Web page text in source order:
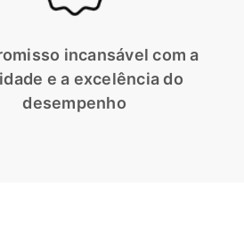
incansável com a
e a excelência do
desempenho